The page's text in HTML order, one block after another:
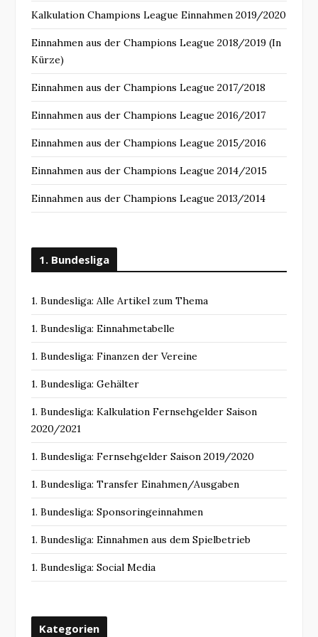
Kalkulation Champions League Einnahmen 2019/2020
Einnahmen aus der Champions League 2018/2019 (In
Kürze)
Einnahmen aus der Champions League 2017/2018
Einnahmen aus der Champions League 2016/2017
Einnahmen aus der Champions League 2015/2016
Einnahmen aus der Champions League 2014/2015
Einnahmen aus der Champions League 2013/2014
1. Bundesliga
1. Bundesliga: Alle Artikel zum Thema
1. Bundesliga: Einnahmetabelle
1. Bundesliga: Finanzen der Vereine
1. Bundesliga: Gehälter
1. Bundesliga: Kalkulation Fernsehgelder Saison
2020/2021
1. Bundesliga: Fernsehgelder Saison 2019/2020
1. Bundesliga: Transfer Einahmen/Ausgaben
1. Bundesliga: Sponsoringeinnahmen
1. Bundesliga: Einnahmen aus dem Spielbetrieb
1. Bundesliga: Social Media
Kategorien